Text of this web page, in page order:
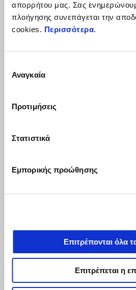
απορρήτου μας. Σας
πλοήγησης συνεπάγεται την
cookies. Περισσότερα.
συγκατάθεσης
Αναγκαία
Προτιμήσεις
Στατιστικά
Εμπορικής προώθησης
Επιτρέπονται όλα
Επιτρέπεται η
Η γκάμα RSV4 δική σου με έως